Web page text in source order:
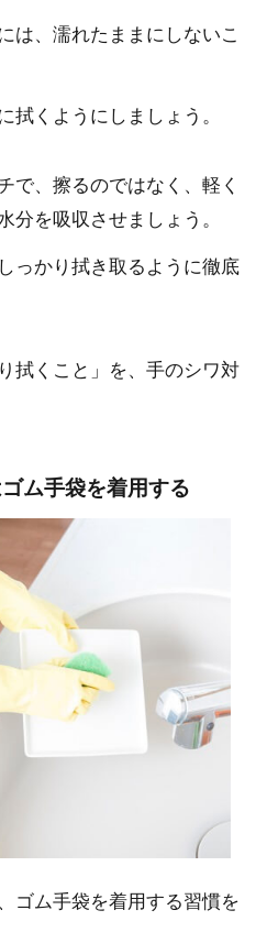
は、濡れたままにしないこ
拭くようにしましょう。
で、擦るのではなく、軽く
分を吸収させましょう。
っかり拭き取るように徹底
拭くこと」を、手のシワ対
ム手袋を着用する
ゴム手袋を着用する習慣を